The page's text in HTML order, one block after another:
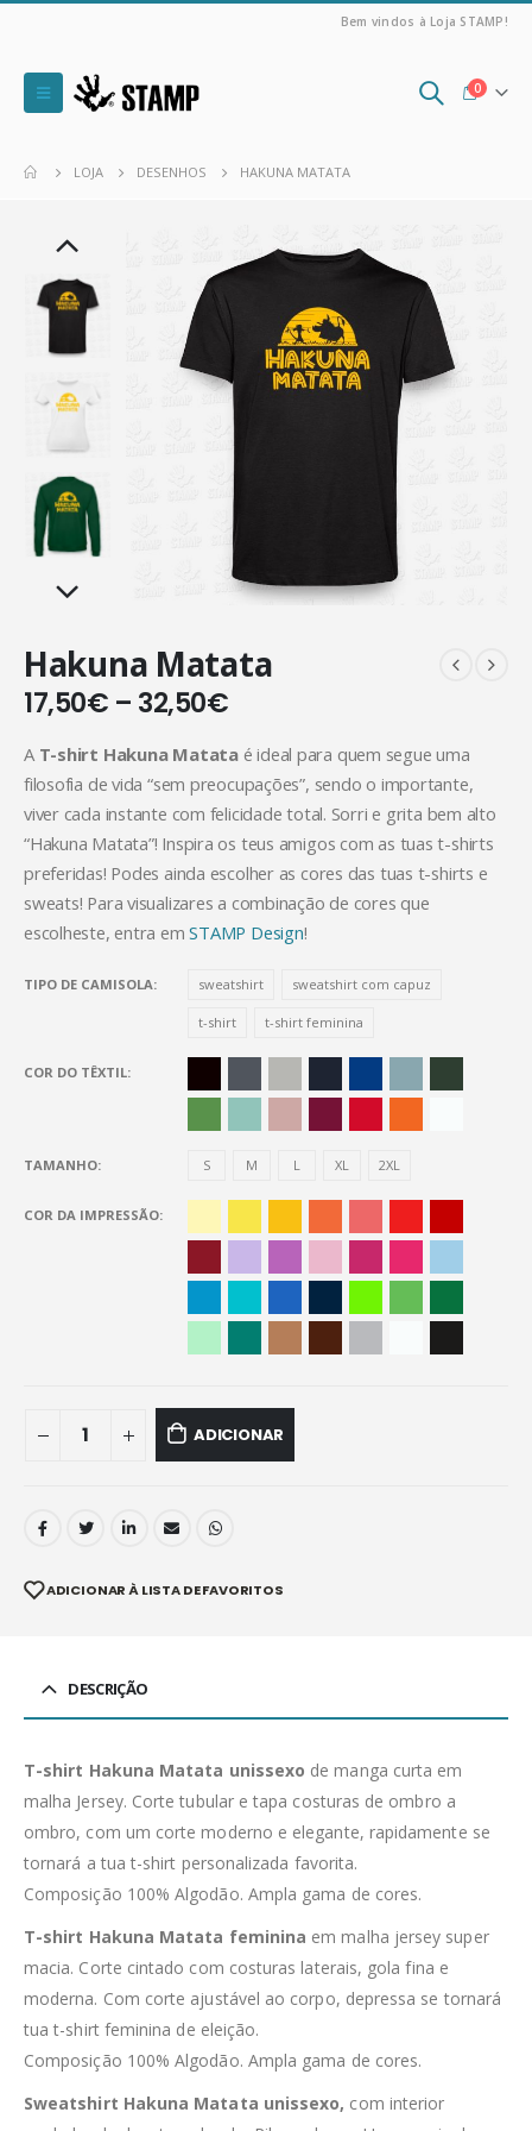
Bem vindos à Loja STAMP!
0
LOJA DESENHOS HAKUNA MATATA
Hakuna Matata
17,50€ – 32,50€
A T-shirt Hakuna Matataé ideal para quem segue uma
filosofia de vida “sem preocupações”, sendo o importante,
viver cada instante com felicidade total. Sorri e grita bem alto
“Hakuna Matata”! Inspira os teus amigos com as tuas t-shirts
preferidas! Podes ainda escolher as cores das tuas t-shirts e
sweats! Para visualizares a combinação de cores que
escolheste, entra emSTAMP Design!
TIPO DE CAMISOLA sweatshirt sweatshirt com capuz
t-shirt t-shirt feminina
COR DO TÊXTIL
TAMANHO S M L XL 2XL
COR DA IMPRESSÃO
ADICIONAR
ADICIONAR À LISTA DE FAVORITOS
DESCRIÇÃO
T-shirt Hakuna Matata unissexo de manga curta em
malha Jersey. Corte tubular e tapa costuras de ombro a
ombro, com um corte moderno e elegante, rapidamente se
tornará a tua t-shirt personalizada favorita.
Composição 100% Algodão. Ampla gama de cores.
T-shirt Hakuna Matata feminina em malha jersey super
macia. Corte cintado com costuras laterais, gola fina e
moderna. Com corte ajustável ao corpo, depressa se tornará
tua t-shirt feminina de eleição.
Composição 100% Algodão. Ampla gama de cores.
Sweatshirt Hakuna Matata unissexo, com interior